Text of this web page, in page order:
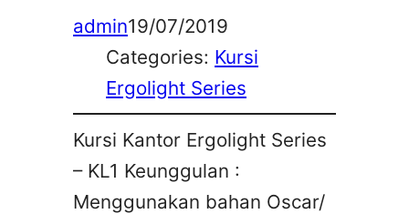
admin19/07/2019
Categories: Kursi
Ergolight Series
Kursi Kantor Ergolight Series
– KL1 Keunggulan :
Menggunakan bahan Oscar/